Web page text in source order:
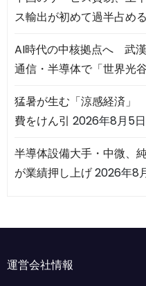
ス輸出が初めて過半占める
AI時代の中核拠点へ 武
通信・半導体で「世界光
猛暑が生む「涼感経済」
費をけん引 2026年8月5日
半導体設備大手・中微、
が業績押し上げ2026年8
運営会社情報